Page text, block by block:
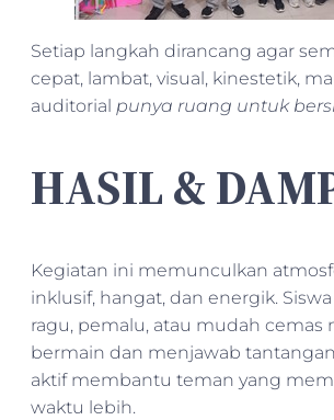
Setiap langkah dirancang agar
cepat, lambat, visual, kinestetik,
auditorial punya ruang untuk
HASIL &
Kegiatan ini memunculkan
inklusif, hangat, dan energik.
ragu, pemalu, atau mudah cemas
bermain dan menjawab
aktif membantu teman yang
waktu lebih.